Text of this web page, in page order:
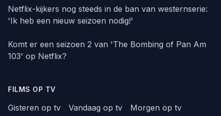
Netflix-kijkers nog steeds in de ban van westernserie:
'Ik heb een nieuw seizoen nodig!'
Komt er een seizoen 2 van 'The Bombing of Pan Am
103' op Netflix?
FILMS OP TV
Gisteren op tv Vandaag op tv
Morgen op tv